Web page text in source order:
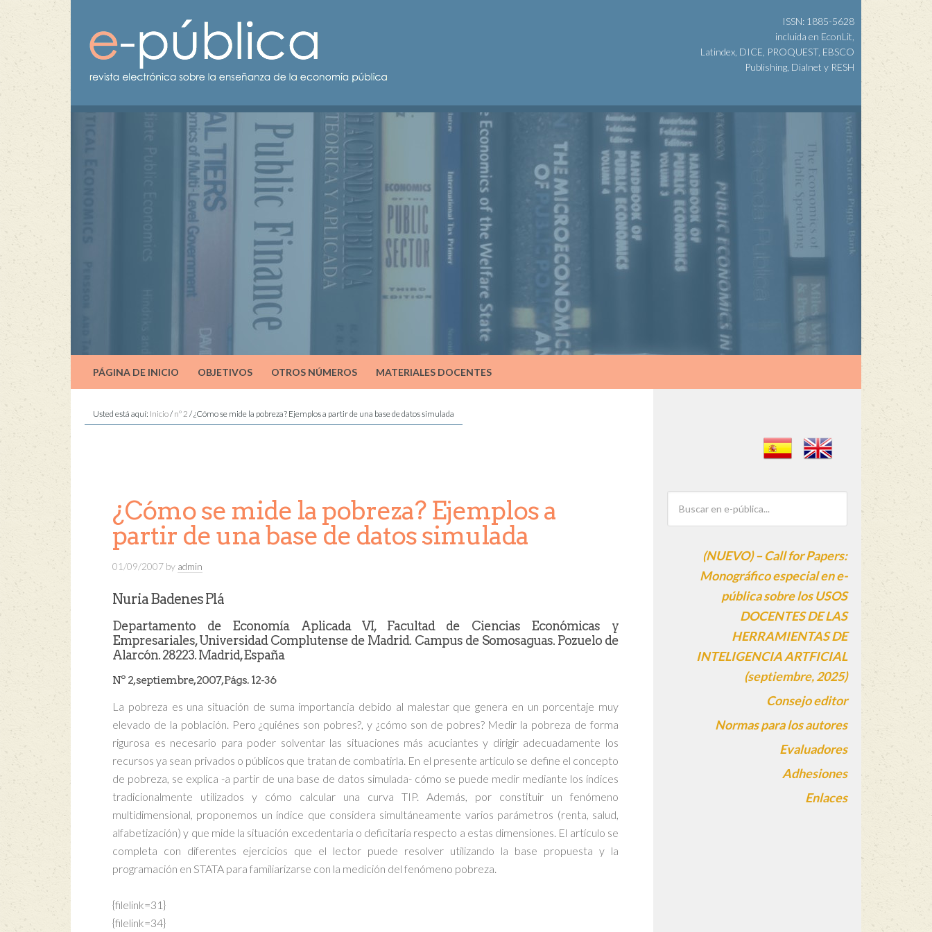
ISSN: 1885-5628
incluida en EconLit,
Latindex, DICE, PROQUEST, EBSCO
Publishing, Dialnet y RESH
PÁGINA DE INICIO OBJETIVOS OTROS NÚMEROS MATERIALES DOCENTES
Usted está aquí: Inicio/ nº 2 /¿Cómo se mide la pobreza? Ejemplos a partir de una base de datos simulada
¿Cómo se mide la pobreza? Ejemplos a
partir de una base de datos simulada
01/09/2007 by admin
Nuria Badenes Plá
Departamento de Economía Aplicada VI, Facultad de Ciencias Económicas y
Empresariales, Universidad Complutense de Madrid. Campus de Somosaguas. Pozuelo de
Alarcón. 28223. Madrid, España
Nº 2, septiembre, 2007, Págs. 12-36
La pobreza es una situación de suma importancia debido al malestar que genera en un porcentaje muy
elevado de la población. Pero ¿quiénes son pobres?, y ¿cómo son de pobres? Medir la pobreza de forma
rigurosa es necesario para poder solventar las situaciones más acuciantes y dirigir adecuadamente los
recursos ya sean privados o públicos que tratan de combatirla. En el presente artículo se define el concepto
de pobreza, se explica -a partir de una base de datos simulada- cómo se puede medir mediante los índices
tradicionalmente utilizados y cómo calcular una curva TIP. Además, por constituir un fenómeno
multidimensional, proponemos un índice que considera simultáneamente varios parámetros (renta, salud,
alfabetización) y que mide la situación excedentaria o deficitaria respecto a estas dimensiones. El artículo se
completa con diferentes ejercicios que el lector puede resolver utilizando la base propuesta y la
programación en STATA para familiarizarse con la medición del fenómeno pobreza.
{filelink=31}
{filelink=34}
(NUEVO) – Call for Papers:
Monográfico especial en e-
pública sobre los USOS
DOCENTES DE LAS
HERRAMIENTAS DE
INTELIGENCIA ARTFICIAL
(septiembre, 2025)
Consejo editor
Normas para los autores
Evaluadores
Adhesiones
Enlaces